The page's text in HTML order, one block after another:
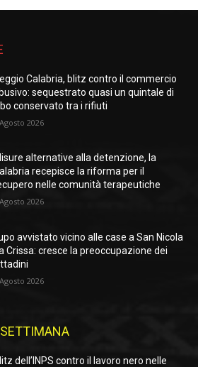
Calabria, blitz contro il commercio
sequestrato quasi un quintale di
conservato tra i rifiuti
2026
alternative alla detenzione, la
recepisce la riforma per il
nelle comunità terapeutiche
2026
avvistato vicino alle case a San Nicola
Crissa: cresce la preoccupazione dei
2026
dell’INPS contro il lavoro nero nelle